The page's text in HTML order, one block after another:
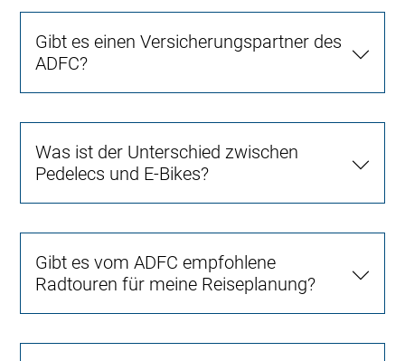
Gibt es einen Versicherungspartner des
ADFC?
Was ist der Unterschied zwischen
Pedelecs und E-Bikes?
Gibt es vom ADFC empfohlene
Radtouren für meine Reiseplanung?